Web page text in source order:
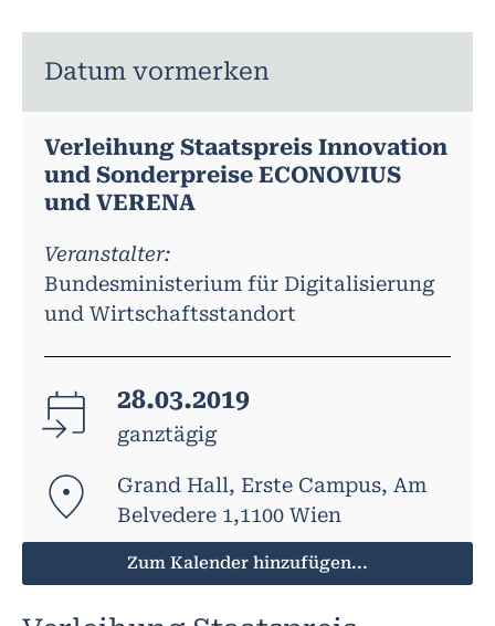
Datum vormerken
Verleihung Staatspreis Innovation
und Sonderpreise ECONOVIUS
und VERENA
Veranstalter:
Bundesministerium für Digitalisierung
und Wirtschaftsstandort
28.03.2019
ganztägig
Grand Hall, Erste Campus, Am
Belvedere 1,1100 Wien
Zum Kalender hinzufügen...